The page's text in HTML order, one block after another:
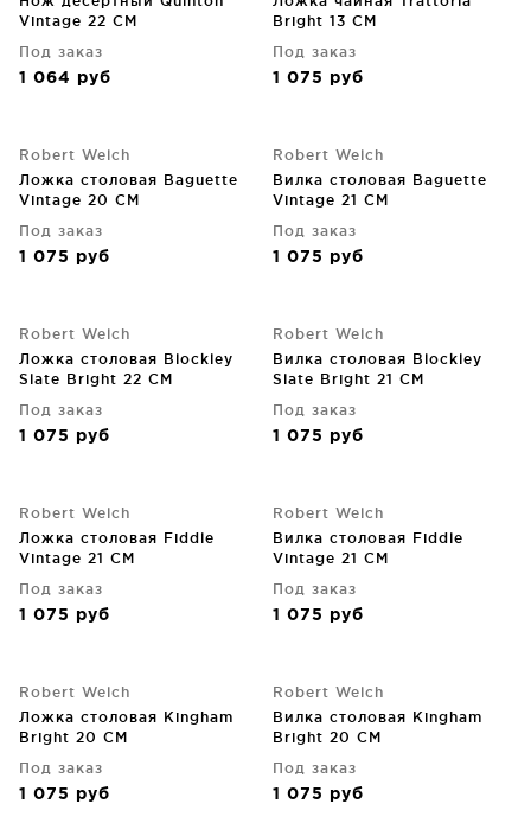
Vintage 22 CM
Под заказ
1 064 руб
Bright 13 CM
Под заказ
1 075 руб
Robert Welch
Ложка столовая Baguette
Vintage 20 CM
Под заказ
1 075 руб
Robert Welch
Вилка столовая Baguette
Vintage 21 CM
Под заказ
1 075 руб
Robert Welch
Ложка столовая Blockley
Slate Bright 22 CM
Под заказ
1 075 руб
Robert Welch
Вилка столовая Blockley
Slate Bright 21 CM
Под заказ
1 075 руб
Robert Welch
Ложка столовая Fiddle
Vintage 21 CM
Под заказ
1 075 руб
Robert Welch
Вилка столовая Fiddle
Vintage 21 CM
Под заказ
1 075 руб
Robert Welch
Ложка столовая Kingham
Bright 20 CM
Под заказ
1 075 руб
Robert Welch
Вилка столовая Kingham
Bright 20 CM
Под заказ
1 075 руб